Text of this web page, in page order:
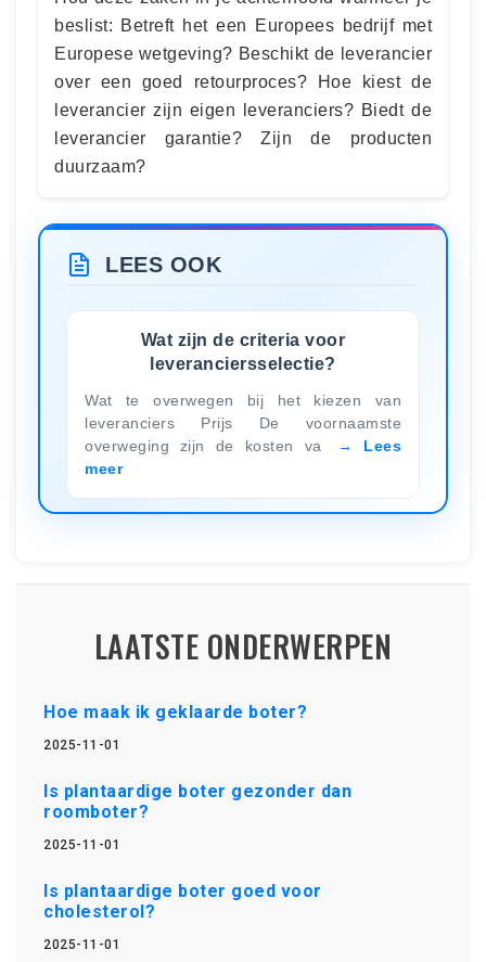
beslist: Betreft het een Europees bedrijf met
Europese wetgeving? Beschikt de leverancier
over een goed retourproces? Hoe kiest de
leverancier zijn eigen leveranciers? Biedt de
leverancier garantie? Zijn de producten
duurzaam?
LEES OOK
Wat zijn de criteria voor
leveranciersselectie?
Wat te overwegen bij het kiezen van
leveranciers Prijs De voornaamste
overweging zijn de kosten va
Lees
meer
LAATSTE ONDERWERPEN
Hoe maak ik geklaarde boter?
2025-11-01
Is plantaardige boter gezonder dan
roomboter?
2025-11-01
Is plantaardige boter goed voor
cholesterol?
2025-11-01